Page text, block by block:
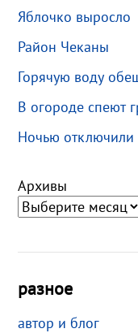
Яблочко выросло
Район Чеканы
Горячую воду
В огороде спеют
Ночью отключили
Архивы
разное
автор и блог